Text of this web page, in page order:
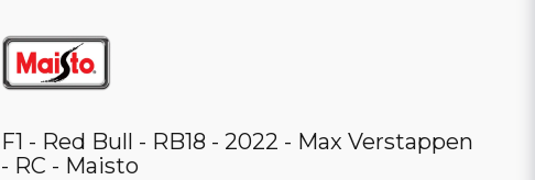
F1 - Red Bull - RB18 - 2022 - Max Verstappen
- RC - Maisto